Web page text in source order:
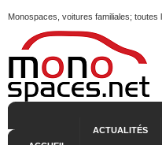
Monospaces, voitures familiales;
ACTUALITÉS